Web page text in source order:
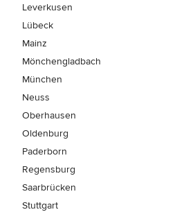
Leverkusen
Lübeck
Mainz
Mönchen­gladbach
München
Neuss
Oberhausen
Oldenburg
Paderborn
Regensburg
Saarbrücken
Stuttgart